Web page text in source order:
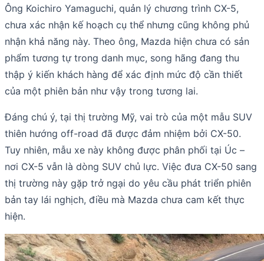
Ông Koichiro Yamaguchi, quản lý chương trình CX-5,
chưa xác nhận kế hoạch cụ thể nhưng cũng không phủ
nhận khả năng này. Theo ông, Mazda hiện chưa có sản
phẩm tương tự trong danh mục, song hãng đang thu
thập ý kiến khách hàng để xác định mức độ cần thiết
của một phiên bản như vậy trong tương lai.
Đáng chú ý, tại thị trường Mỹ, vai trò của một mẫu SUV
thiên hướng off-road đã được đảm nhiệm bởi CX-50.
Tuy nhiên, mẫu xe này không được phân phối tại Úc –
nơi CX-5 vẫn là dòng SUV chủ lực. Việc đưa CX-50 sang
thị trường này gặp trở ngại do yêu cầu phát triển phiên
bản tay lái nghịch, điều mà Mazda chưa cam kết thực
hiện.